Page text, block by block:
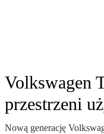
Volkswagen
przestrzeni
Nową generację